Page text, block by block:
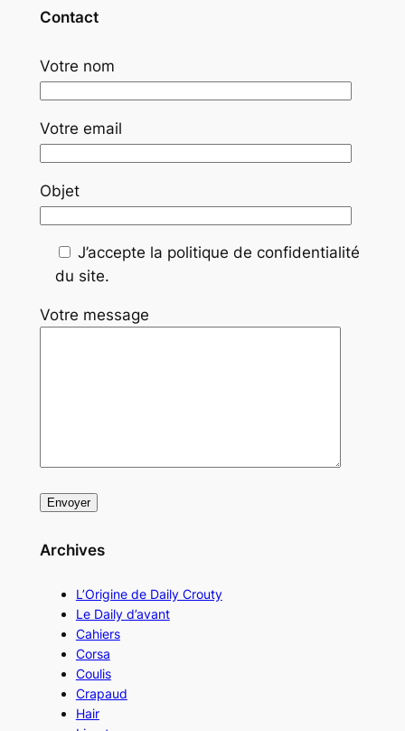
Contact
Votre nom
Votre email
Objet
J’accepte la politique de confidentialité
du site.
Votre message
Archives
L’Origine de Daily Crouty
Le Daily d’avant
Cahiers
Corsa
Coulis
Crapaud
Hair